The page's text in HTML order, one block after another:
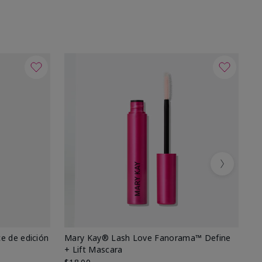
de edición
Mary Kay® Lash Love Fanorama™ Define
+ Lift Mascara
Next